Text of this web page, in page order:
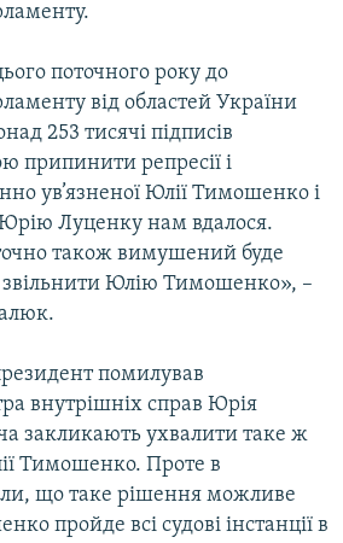
поточного року до
від областей України
253 тисячі підписів
припинити репресії і
ув’язненої Юлії Тимошенко і
Луценку нам вдалося.
також вимушений буде
Юлію Тимошенко», –
помилував
внутрішніх справ Юрія
закликають ухвалити таке ж
Тимошенко. Проте в
що таке рішення можливе
пройде всі судові інстанції в